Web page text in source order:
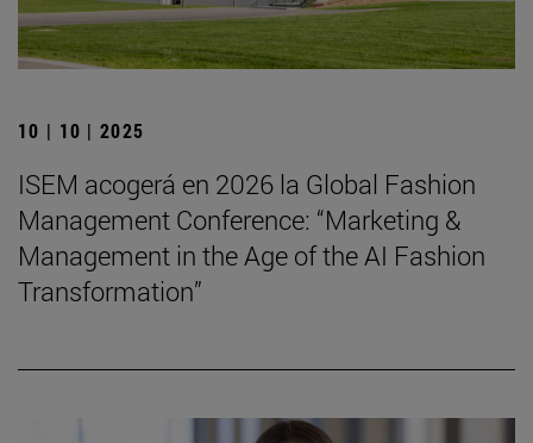
10 | 10 | 2025
ISEM acogerá en 2026 la Global Fashion
Management Conference: “Marketing &
Management in the Age of the AI Fashion
Transformation”